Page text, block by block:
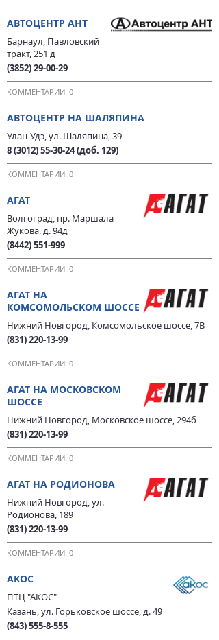
АВТОЦЕНТР АНТ
Барнаул, Павловский
тракт, 251 д
(3852) 29-00-29
КОММЕНТАРИИ: 0
АВТОЦЕНТР НА ШАЛЯПИНА
Улан-Удэ, ул. Шаляпина, 39
8 (3012) 55-30-24 (доб. 129)
КОММЕНТАРИИ: 0
АГАТ
Волгоград, пр. Маршала
Жукова, д. 94д
(8442) 551-999
КОММЕНТАРИИ: 0
АГАТ НА
КОМСОМОЛЬСКОМ ШОССЕ
Нижний Новгород, Комсомольское шоссе, 7В
(831) 220-13-99
КОММЕНТАРИИ: 0
АГАТ НА МОСКОВСКОМ
ШОССЕ
Нижний Новгород, Московское шоссе, 294б
(831) 220-13-99
КОММЕНТАРИИ: 0
АГАТ НА РОДИОНОВА
Нижний Новгород, ул.
Родионова, 189
(831) 220-13-99
КОММЕНТАРИИ: 0
АКОС
ПТЦ "АКОС"
Казань, ул. Горьковское шоссе, д. 49
(843) 555-8-555